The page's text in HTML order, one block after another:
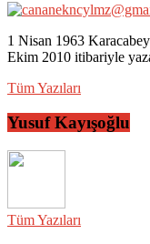
1 Nisan 1963
Ekim 2010 itibariyle
Tüm Yazıları
Yusuf Kayışoğlu
Tüm Yazıları